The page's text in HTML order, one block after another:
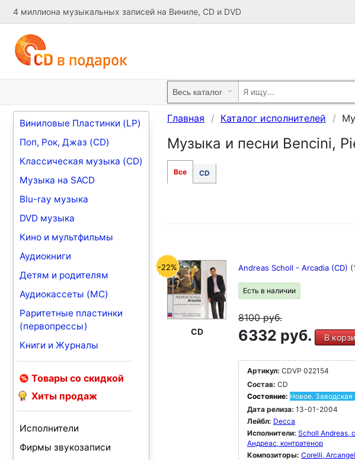
4 миллиона музыкальных записей на Виниле, CD и DVD
Виниловые Пластинки (LP)
Поп, Рок, Джаз (CD)
Классическая музыка (CD)
Музыка на SACD
Blu-ray музыка
DVD музыка
Кино и мультфильмы
Аудиокниги
Детям и родителям
Аудиокассеты (MC)
Раритетные пластинки
(первопрессы)
Книги и Журналы
Товары со скидкой
Хиты продаж
Исполнители
Фирмы звукозаписи
Главная Каталог исполнителей
Музыка и песни Bencini,
Все CD
-22%
CD
Andreas Scholl - Arcadia (CD)
Есть в наличии
8100руб.
6332 руб. В
Артикул: CDVP 022154
Состав: CD
Состояние: Новое. Заводская
Дата релиза: 13-01-2004
Лейбл: Decca
Исполнители: Scholl Andreas,
Андреас, контратенор
Композиторы: Corelli,